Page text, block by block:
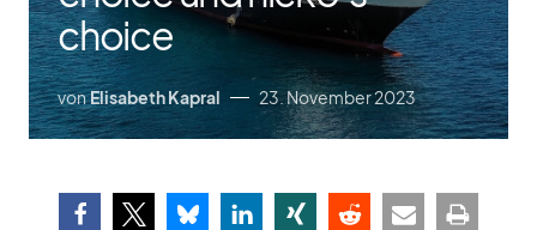
choice
vonElisabeth Kapral 23. November 2023